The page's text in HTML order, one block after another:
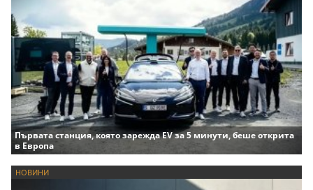
Първата станция, която зарежда EV за 5 минути, беше открита
в Европа
НОВИНИ